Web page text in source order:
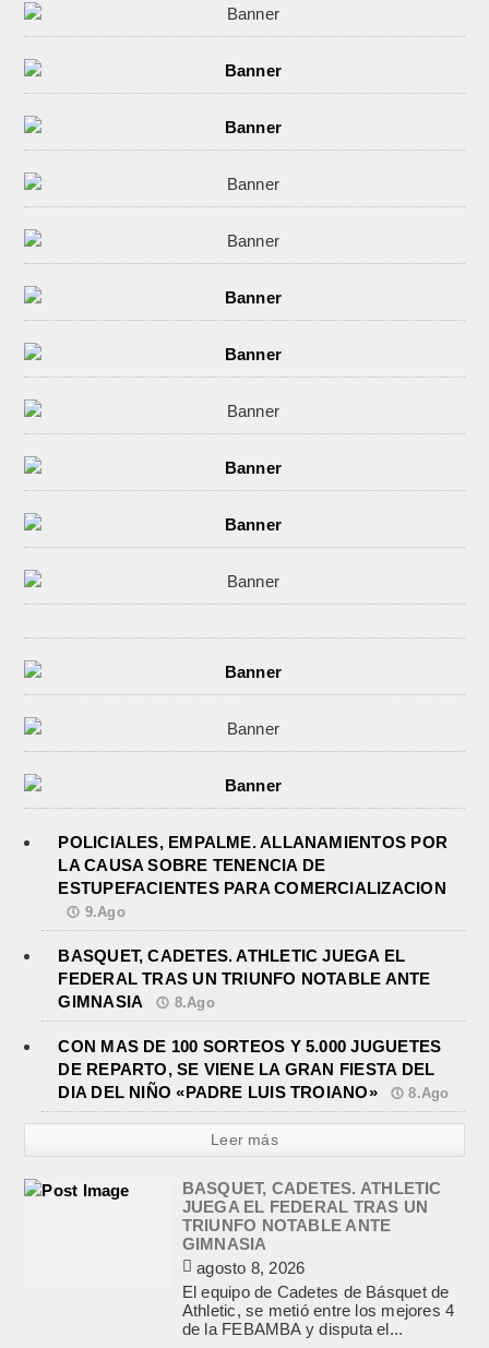
POLICIALES, EMPALME. ALLANAMIENTOS POR
LA CAUSA SOBRE TENENCIA DE
ESTUPEFACIENTES PARA COMERCIALIZACION
9.Ago
BASQUET, CADETES. ATHLETIC JUEGA EL
FEDERAL TRAS UN TRIUNFO NOTABLE ANTE
GIMNASIA
8.Ago
CON MAS DE 100 SORTEOS Y 5.000 JUGUETES
DE REPARTO, SE VIENE LA GRAN FIESTA DEL
DIA DEL NIÑO «PADRE LUIS TROIANO»
8.Ago
Leer más
BASQUET, CADETES. ATHLETIC
JUEGA EL FEDERAL TRAS UN
TRIUNFO NOTABLE ANTE
GIMNASIA
agosto 8, 2026
El equipo de Cadetes de Básquet de
Athletic, se metió entre los mejores 4
de la FEBAMBA y disputa el...